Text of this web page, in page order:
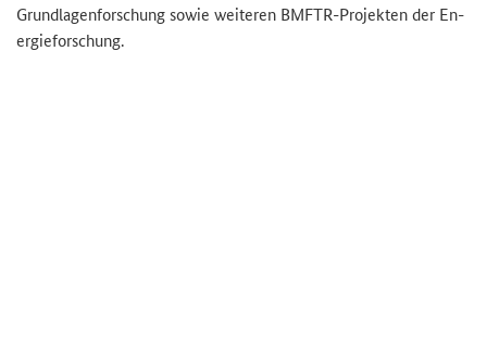
Grundlagenforschung sowie wei­te­ren BMFTR-​Projekten der En­
er­gie­for­schung.